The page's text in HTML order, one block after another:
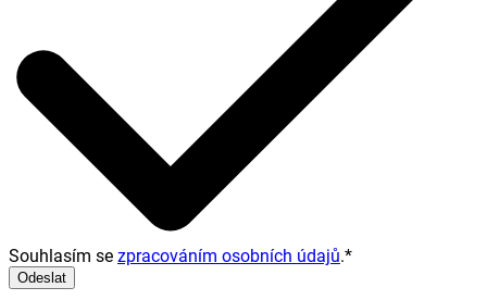
Souhlasím se zpracováním osobních údajů.*
Odeslat